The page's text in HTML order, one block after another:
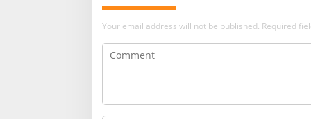
Your email address will not be published. Required